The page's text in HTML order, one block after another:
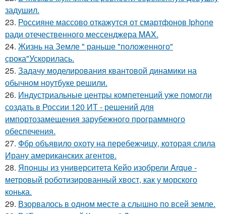
задушил.
23. Россияне массово откажутся от смартфонов Iphone
ради отечественного мессенджера MAX.
24. Жизнь на Земле " раньше "положенного"
срока"Ускорилась.
25. Задачу моделирования квантовой динамики на
обычном ноутбуке решили.
26. Индустриальные центры компетенций уже помогли
создать в России 120 ИТ - решений для
импортозамещения зарубежного программного
обеспечения.
27. Фбр объявило охоту на перебежчицу, которая слила
Ирану американских агентов.
28. Японцы из университета Кейо изобрели Arque -
метровый роботизированный хвост, как у морского
конька.
29. Взорвалось в одном месте а слышно по всей земле.